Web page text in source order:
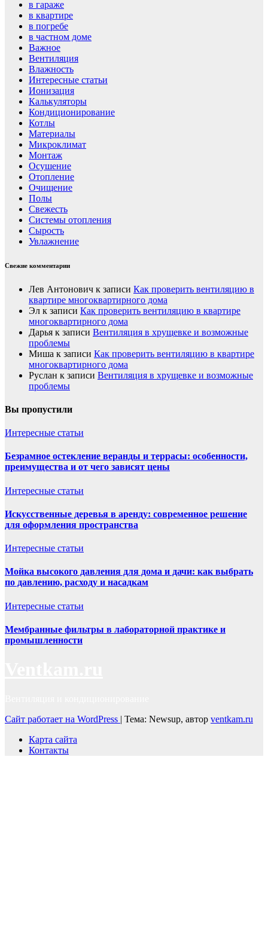
в гараже
в квартире
в погребе
в частном доме
Важное
Вентиляция
Влажность
Интересные статьи
Ионизация
Калькуляторы
Кондиционирование
Котлы
Материалы
Микроклимат
Монтаж
Осушение
Отопление
Очищение
Полы
Свежесть
Системы отопления
Сырость
Увлажнение
Свежие комментарии
Лев Антонович к записи Как проверить вентиляцию в
квартире многоквартирного дома
Эл к записи Как проверить вентиляцию в квартире
многоквартирного дома
Дарья к записи Вентиляция в хрущевке и возможные
проблемы
Миша к записи Как проверить вентиляцию в квартире
многоквартирного дома
Руслан к записи Вентиляция в хрущевке и возможные
проблемы
Вы пропустили
Интересные статьи
Безрамное остекление веранды и террасы: особенности,
преимущества и от чего зависят цены
Интересные статьи
Искусственные деревья в аренду: современное решение
для оформления пространства
Интересные статьи
Мойка высокого давления для дома и дачи: как выбрать
по давлению, расходу и насадкам
Интересные статьи
Мембранные фильтры в лабораторной практике и
промышленности
Сайт работает на WordPress | Тема: Newsup, автор ventkam.ru
Карта сайта
Контакты